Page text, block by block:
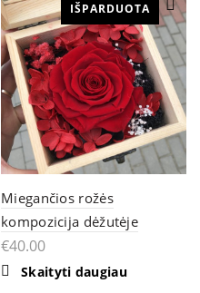
IŠPARDUOTA
Miegančios rožės
kompozicija dėžutėje
€40.00
Skaityti daugiau